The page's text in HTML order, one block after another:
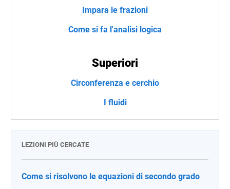
Impara le frazioni
Come si fa l'analisi logica
Superiori
Circonferenza e cerchio
I fluidi
LEZIONI PIÙ CERCATE
Come si risolvono le equazioni di secondo grado